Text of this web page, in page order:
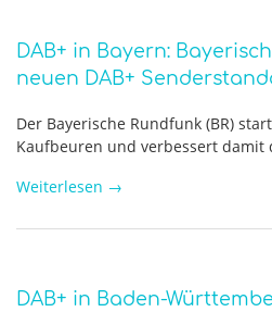
DAB+ in Bayern:
neuen DAB+
Der Bayerische Rundfunk (BR)
Kaufbeuren und verbessert damit
Weiterlesen →
DAB+ in Baden-